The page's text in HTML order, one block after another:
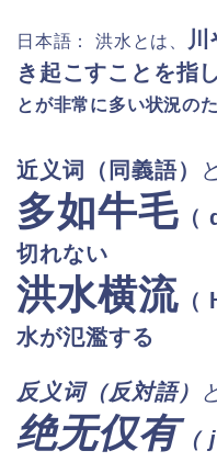
日本語： 洪水とは、
川
き起こすことを指し
とが非常に多い状況の
近义词 （同義語）
多如牛毛 （
切れない
洪水横流 （
水が氾濫する
反义词（反対語）
绝无仅有